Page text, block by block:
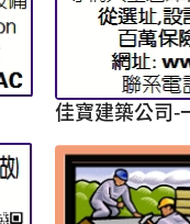
佳寶建築公司-